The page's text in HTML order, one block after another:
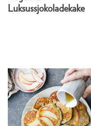
Luksussjokoladekake